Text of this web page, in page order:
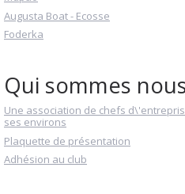
Augusta Boat - Ecosse
Foderka
Qui sommes
Une association de chefs
ses environs
Plaquette de présentation
Adhésion au club